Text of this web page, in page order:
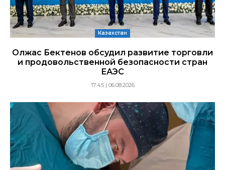
Казахстан
Олжас Бектенов обсудил развитие торговли
и продовольственной безопасности стран
ЕАЭС
17:45 | 06.08.2026